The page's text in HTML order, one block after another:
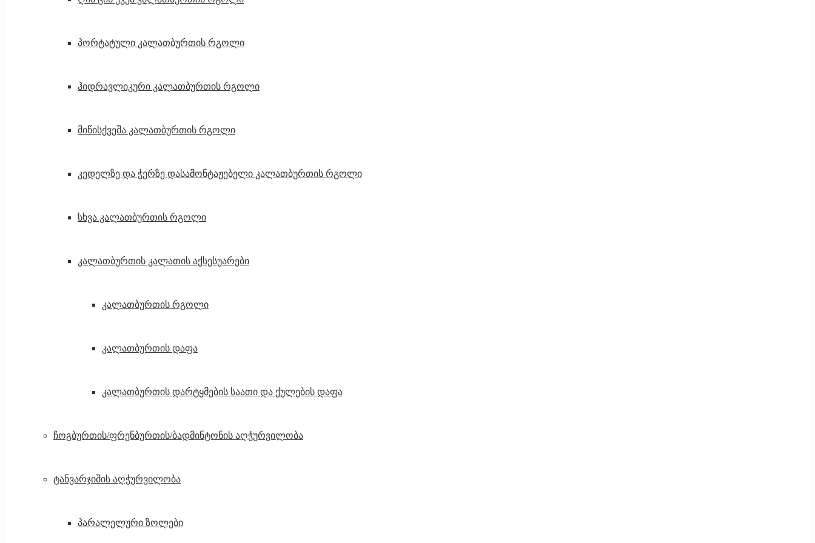
პორტატული კალათბურთის რგოლი
ჰიდრავლიკური კალათბურთის რგოლი
მიწისქვეშა კალათბურთის რგოლი
კედელზე და ჭერზე დასამონტაჟებელი კალათბურთის რგოლი
სხვა კალათბურთის რგოლი
კალათბურთის კალათის აქსესუარები
კალათბურთის რგოლი
კალათბურთის დაფა
კალათბურთის დარტყმების საათი და ქულების დაფა
ჩოგბურთის/ფრენბურთის/ბადმინტონის აღჭურვილობა
ტანვარჯიშის აღჭურვილობა
პარალელური ზოლები